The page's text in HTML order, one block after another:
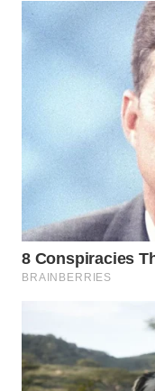
KALTARA
KALTIM
WN
SULSEL
WN